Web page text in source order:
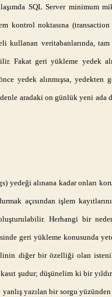
SQL Server minimum
kontrol noktasına
kullanan veritabanlarında,
Fakat geri yükleme yedek
yedek alınmışsa, yedekten
aradaki on günlük yeni ada
yedeği alınana kadar onları
açısından işlem
Herhangi bir
geri yükleme konusunda
diğer bir özelliği olan
şudur; düşünelim ki bir
yanlış yazılan bir sorgu